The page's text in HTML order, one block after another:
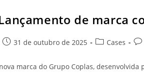
de marca
31 de outubro de 2025 Cases
marca do Grupo Coplas,